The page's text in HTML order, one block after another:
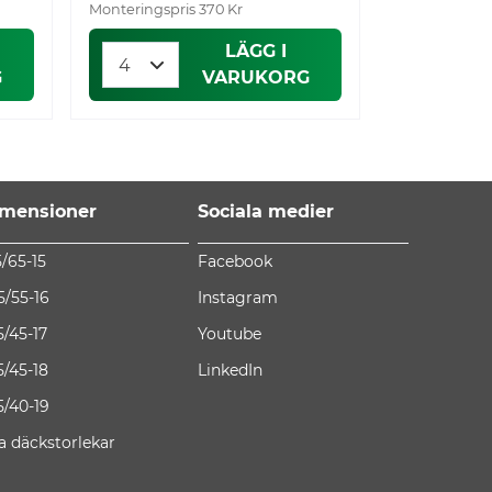
Monteringspris 370 Kr
LÄGG I
VARUKORG
65-15
55-16
45-17
45-18
40-19
däckstorlekar
Sociala medier
Facebook
Instagram
Youtube
LinkedIn